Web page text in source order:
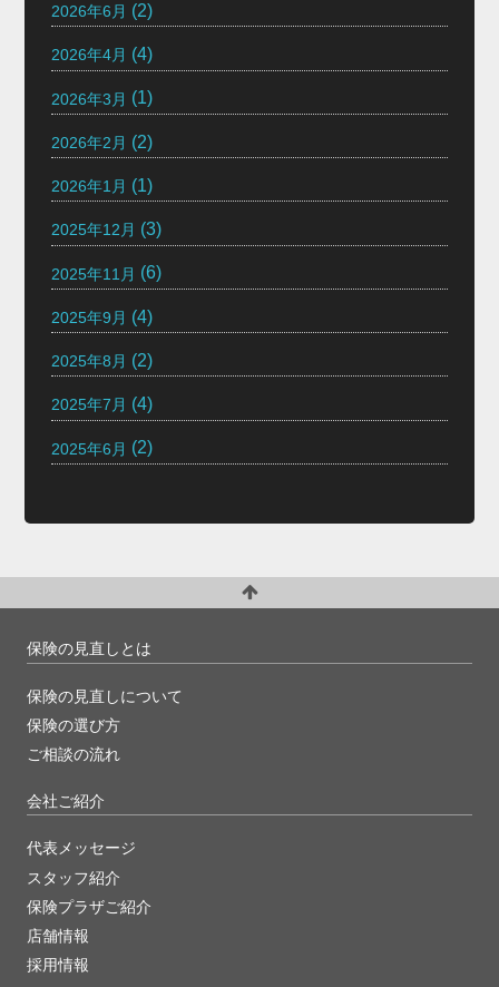
2026年6月 (2)
2026年4月 (4)
2026年3月 (1)
2026年2月 (2)
2026年1月 (1)
2025年12月 (3)
2025年11月 (6)
2025年9月 (4)
2025年8月 (2)
2025年7月 (4)
2025年6月 (2)
保険の見直しとは
保険の見直しについて
保険の選び方
ご相談の流れ
会社ご紹介
代表メッセージ
スタッフ紹介
保険プラザご紹介
店舗情報
採用情報